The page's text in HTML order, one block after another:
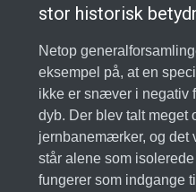
stor historisk
Netop
eksempel på, at en
ikke er snæver i negativ
dyb. Der blev talt meget
jernbanemærker, og det
står alene som
fungerer som indgange